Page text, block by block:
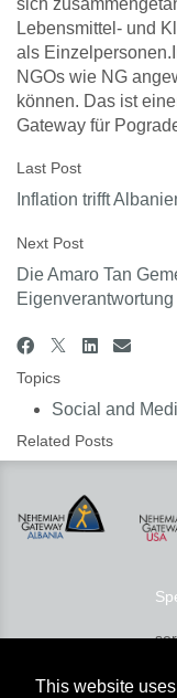
This website
Lebensmittel- und
als
NGOs wie NG
können. Das ist
Gateway für
Last Post
Inflation trifft
Next Post
Die Amaro Tan
Eigenverantwortung
Topics
Social and
Related Posts
©